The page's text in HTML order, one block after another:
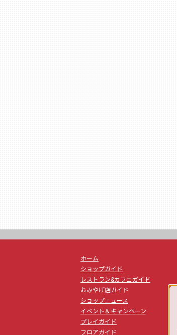
ホーム
ショップガイド
レストラン&カフェガイド
おみやげ店ガイド
ショップニュース
イベント＆キャンペーン
プレイガイド
フロアガイド